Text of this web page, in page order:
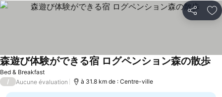
Partager
Bed & Breakfast
森遊び体験ができる宿 ログペンション森の散歩
/ Aucune évaluation à 31.8 km de : Centre-ville